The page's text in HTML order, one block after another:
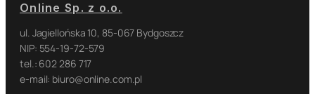
Online Sp. z o.o.
ul. Jagiellońska 10, 85-067 Bydgoszcz
NIP: 554-19-72-579
tel.: 602 286 717
e-mail: biuro@online.com.pl